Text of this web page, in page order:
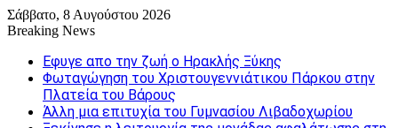
Σάββατο, 8 Αυγούστου 2026
Breaking News
Εφυγε απο την ζωή o Ηρακλής Ξύκης
Φωταγώγηση του Χριστουγεννιάτικου Πάρκου στην
Πλατεία του Βάρους
Άλλη μια επιτυχία του Γυμνασίου Λιβαδοχωρίου